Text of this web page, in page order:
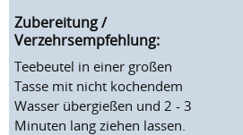
Zubereitung /
Verzehrsempfehlung:
Teebeutel in einer großen
Tasse mit nicht kochendem
Wasser übergießen und 2 - 3
Minuten lang ziehen lassen.